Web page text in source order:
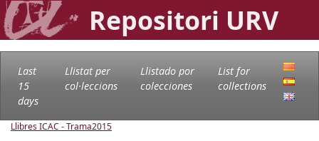
Repositori URV
Last
15
days
Llistat per
col·leccions
Llistado por
colecciones
List for
collections
Llibres ICAC - Trama2015